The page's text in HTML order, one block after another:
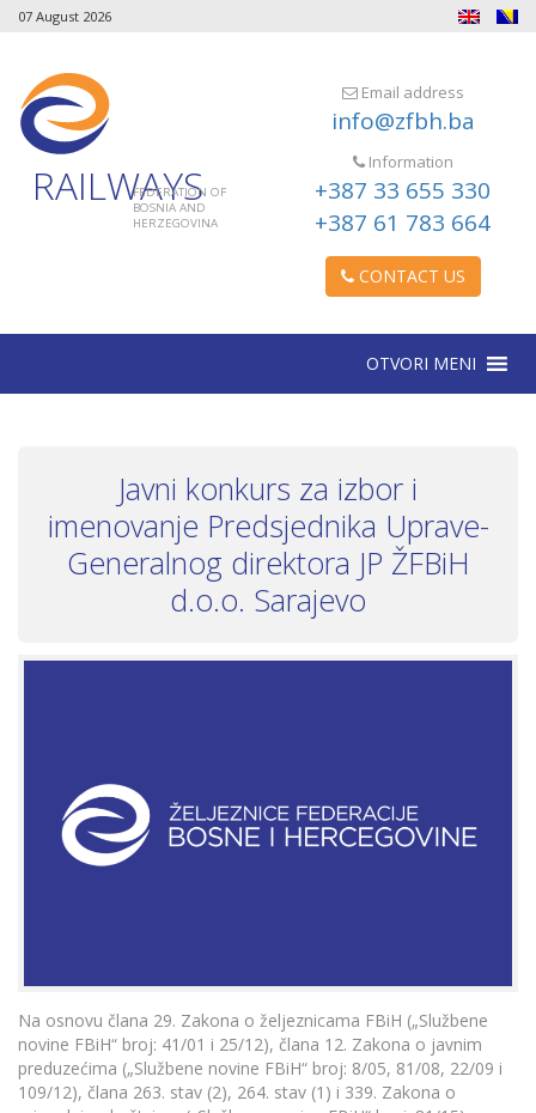
07 August 2026
RAILWAYS
FEDERATION OF
BOSNIA AND
HERZEGOVINA
Email address
info@zfbh.ba
Information
+387 33 655 330
+387 61 783 664
CONTACT US
OTVORI MENI
Javni konkurs za izbor i
imenovanje Predsjednika Uprave-
Generalnog direktora JP ŽFBiH
d.o.o. Sarajevo
Na osnovu člana 29. Zakona o željeznicama FBiH („Službene
novine FBiH“ broj: 41/01 i 25/12), člana 12. Zakona o javnim
preduzećima („Službene novine FBiH“ broj: 8/05, 81/08, 22/09 i
109/12), člana 263. stav (2), 264. stav (1) i 339. Zakona o